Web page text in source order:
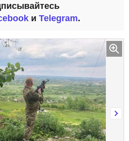
и Telegram.